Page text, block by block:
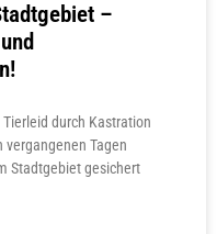
–
durch Kastration
Tagen
Stadtgebiet gesichert